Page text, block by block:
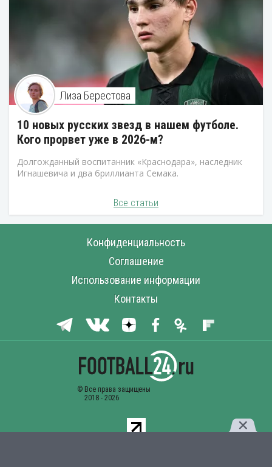
Лиза Берестова
10 новых русских звезд в нашем футболе.
Кого прорвет уже в 2026-м?
Долгожданный воспитанник «Краснодара», наследник
Игнашевича и два бриллианта Семака.
Все статьи
Конфиденциальность
Соглашение
Использование информации
Контакты